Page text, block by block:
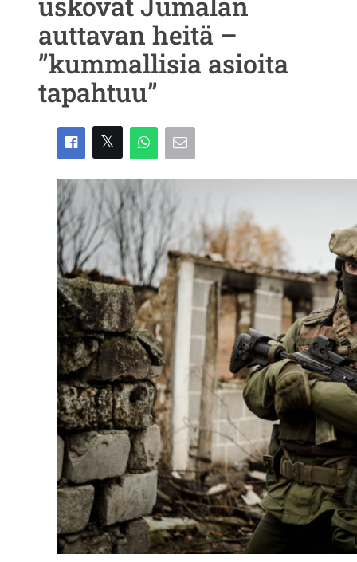
auttavan heitä –
”kummallisia asioita
tapahtuu”